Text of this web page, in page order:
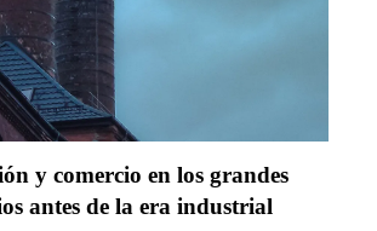
y comercio en los grandes
antes de la era industrial